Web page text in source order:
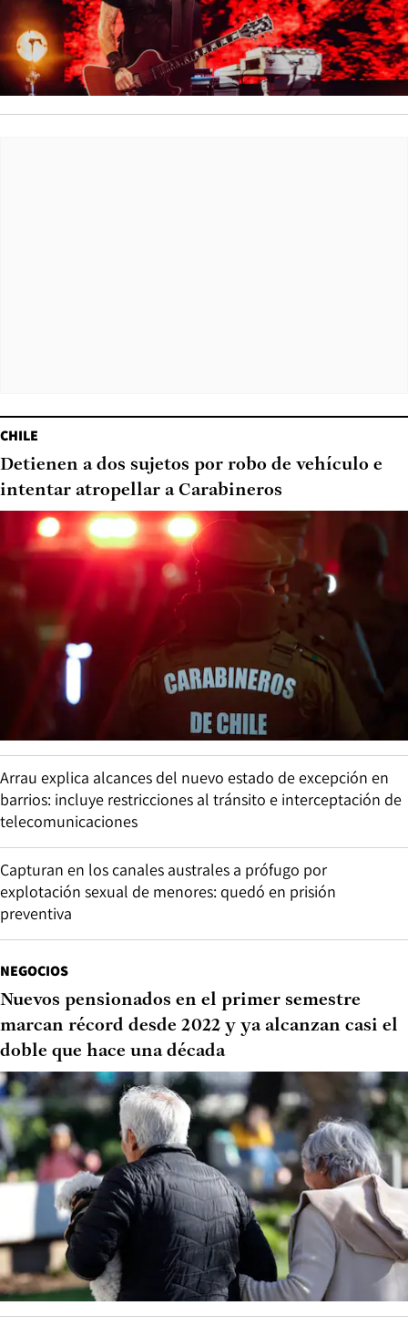
CHILE
Detienen a dos sujetos por robo de vehículo e
intentar atropellar a Carabineros
Arrau explica alcances del nuevo estado de excepción en
barrios: incluye restricciones al tránsito e interceptación de
telecomunicaciones
Capturan en los canales australes a prófugo por
explotación sexual de menores: quedó en prisión
preventiva
NEGOCIOS
Nuevos pensionados en el primer semestre
marcan récord desde 2022 y ya alcanzan casi el
doble que hace una década